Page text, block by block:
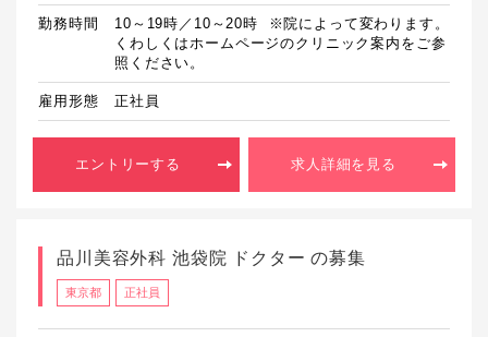
勤務時間
10～19時／10～20時  ※院によって変わります。
くわしくはホームページのクリニック案内をご参
照ください。
雇用形態 正社員
エントリーする 求人詳細を見る
品川美容外科 池袋院 ドクター の募集
東京都 正社員